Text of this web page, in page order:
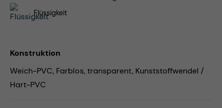
Flüssigkeit
Konstruktion
Weich-PVC, Farblos, transparent, Kunststoffwendel /
Hart-PVC